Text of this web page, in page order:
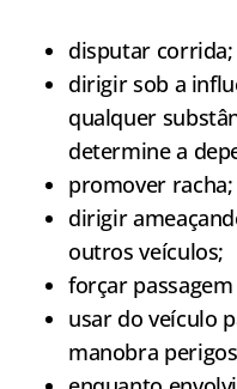
disputar corrida;
dirigir sob a
qualquer
determine a
promover racha;
dirigir
outros veículos;
forçar
usar do veículo
manobra